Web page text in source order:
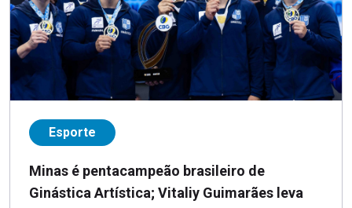
Esporte
Minas é pentacampeão brasileiro de
Ginástica Artística; Vitaliy Guimarães leva